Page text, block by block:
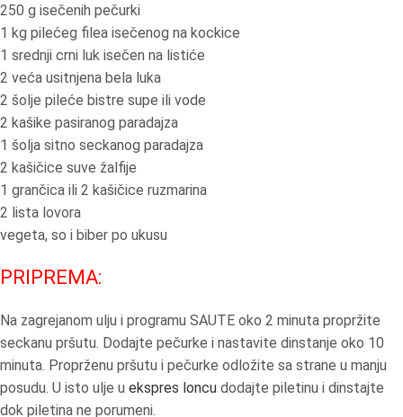
250 g isečenih pečurki
1 kg pilećeg filea isečenog na kockice
1 srednji crni luk isečen na listiće
2 veća usitnjena bela luka
2 šolje pileće bistre supe ili vode
2 kašike pasiranog paradajza
1 šolja sitno seckanog paradajza
2 kašičice suve žalfije
1 grančica ili 2 kašičice ruzmarina
2 lista lovora
vegeta, so i biber po ukusu
PRIPREMA:
Na zagrejanom ulju i programu SAUTE oko 2 minuta propržite
seckanu pršutu. Dodajte pečurke i nastavite dinstanje oko 10
minuta. Proprženu pršutu i pečurke odložite sa strane u manju
posudu. U isto ulje u ekspres loncu dodajte piletinu i dinstajte
dok piletina ne porumeni.